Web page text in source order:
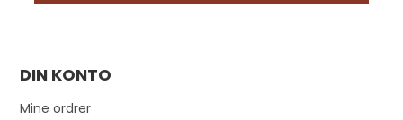
DIN KONTO
Mine ordrer